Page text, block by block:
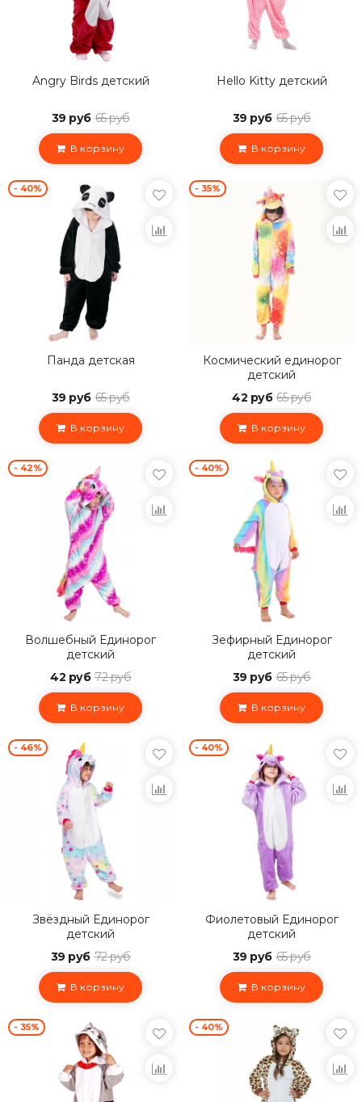
Angry Birds детский
39 руб 65 руб
В корзину
Hello Kitty детский
39 руб 65 руб
В корзину
- 40%
Панда детская
39 руб 65 руб
В корзину
- 35%
Космический единорог
детский
42 руб 65 руб
В корзину
- 42%
Волшебный Единорог
детский
42 руб 72 руб
В корзину
- 40%
Зефирный Единорог
детский
39 руб 65 руб
В корзину
- 46%
Звёздный Единорог
детский
39 руб 72 руб
В корзину
- 40%
Фиолетовый Единорог
детский
39 руб 65 руб
В корзину
- 35% - 40%